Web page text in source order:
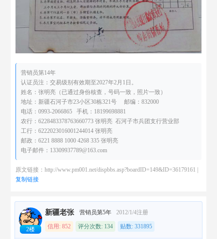
营销员第14年
认证员注：交易级别有效期至2027年2月1日。
姓名：张明亮（已通过身份核查，号码一致，照片一致）
地址：新疆石河子市23小区30栋321号 邮编：832000
电话：0993-2066865 手机：18199698881
农行：6228483378763660773 张明亮 石河子市兵团支行营业部
工行：6222023016001244014 张明亮
邮政：6221 8888 1000 4268 335 张明亮
电子邮件：13309937789@163.com
原文链接：http://www.pm001.net/dispbbs.asp?boardID=149&ID=36179161 |
复制链接
2楼
新疆老张 营销员第5年 2012/1/4注册
信用: 852 评分次数: 134 贴数: 331895